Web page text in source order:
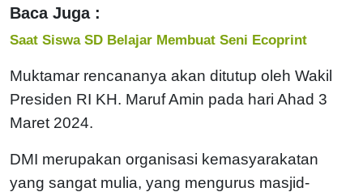
Baca Juga :
Saat Siswa SD Belajar Membuat Seni Ecoprint
Muktamar rencananya akan ditutup oleh Wakil
Presiden RI KH. Maruf Amin pada hari Ahad 3
Maret 2024.
DMI merupakan organisasi kemasyarakatan
yang sangat mulia, yang mengurus masjid-